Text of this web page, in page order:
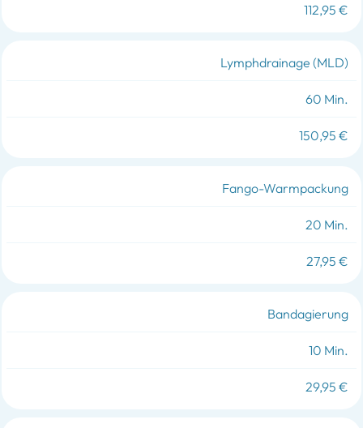
112,95 €
Lymphdrainage (MLD)
60 Min.
150,95 €
Fango-Warmpackung
20 Min.
27,95 €
Bandagierung
10 Min.
29,95 €